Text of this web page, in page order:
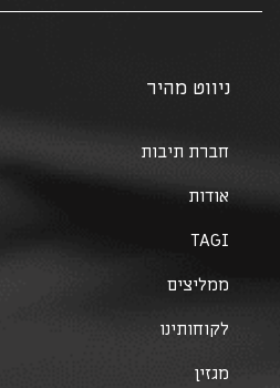
ניווט מהיר
חברת תיבות
אודות
TAGI
ממליצים
לקוחותינו
מגזין